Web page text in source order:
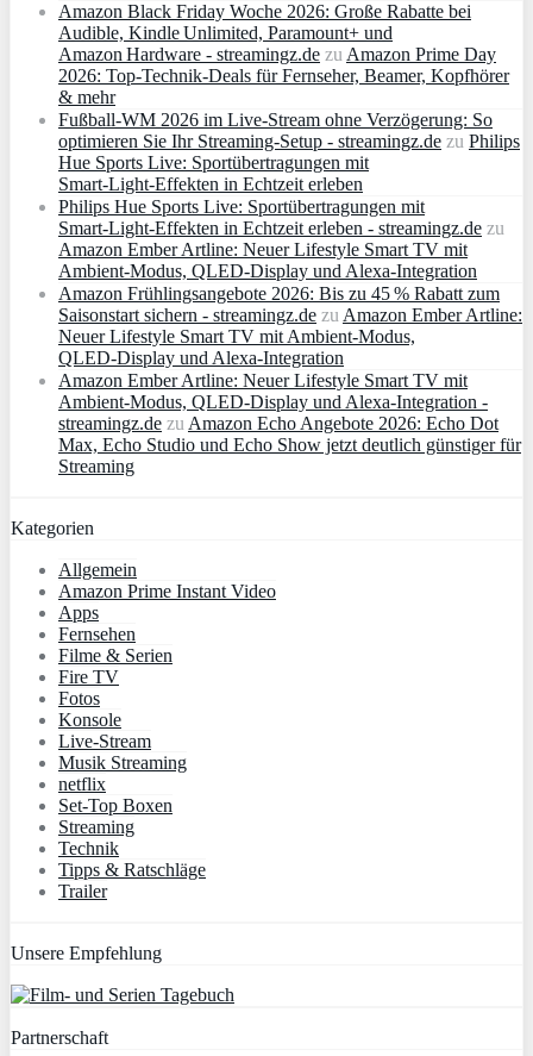
Amazon Black Friday Woche 2026: Große Rabatte bei
Audible, Kindle Unlimited, Paramount+ und
Amazon Hardware - streamingz.de zu Amazon Prime Day
2026: Top-Technik-Deals für Fernseher, Beamer, Kopfhörer
& mehr
Fußball-WM 2026 im Live-Stream ohne Verzögerung: So
optimieren Sie Ihr Streaming-Setup - streamingz.de zu Philips
Hue Sports Live: Sportübertragungen mit
Smart‑Light‑Effekten in Echtzeit erleben
Philips Hue Sports Live: Sportübertragungen mit
Smart‑Light‑Effekten in Echtzeit erleben - streamingz.de zu
Amazon Ember Artline: Neuer Lifestyle Smart TV mit
Ambient‑Modus, QLED‑Display und Alexa‑Integration
Amazon Frühlingsangebote 2026: Bis zu 45 % Rabatt zum
Saisonstart sichern - streamingz.de zu Amazon Ember Artline:
Neuer Lifestyle Smart TV mit Ambient‑Modus,
QLED‑Display und Alexa‑Integration
Amazon Ember Artline: Neuer Lifestyle Smart TV mit
Ambient‑Modus, QLED‑Display und Alexa‑Integration -
streamingz.de zu Amazon Echo Angebote 2026: Echo Dot
Max, Echo Studio und Echo Show jetzt deutlich günstiger für
Streaming
Kategorien
Allgemein
Amazon Prime Instant Video
Apps
Fernsehen
Filme & Serien
Fire TV
Fotos
Konsole
Live-Stream
Musik Streaming
netflix
Set-Top Boxen
Streaming
Technik
Tipps & Ratschläge
Trailer
Unsere Empfehlung
Partnerschaft